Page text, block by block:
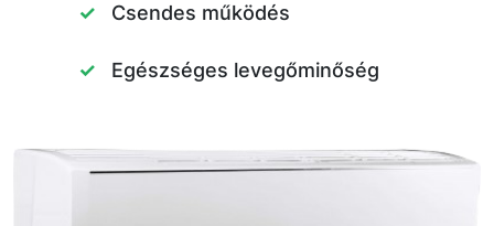
Csendes működés
Egészséges levegőminőség